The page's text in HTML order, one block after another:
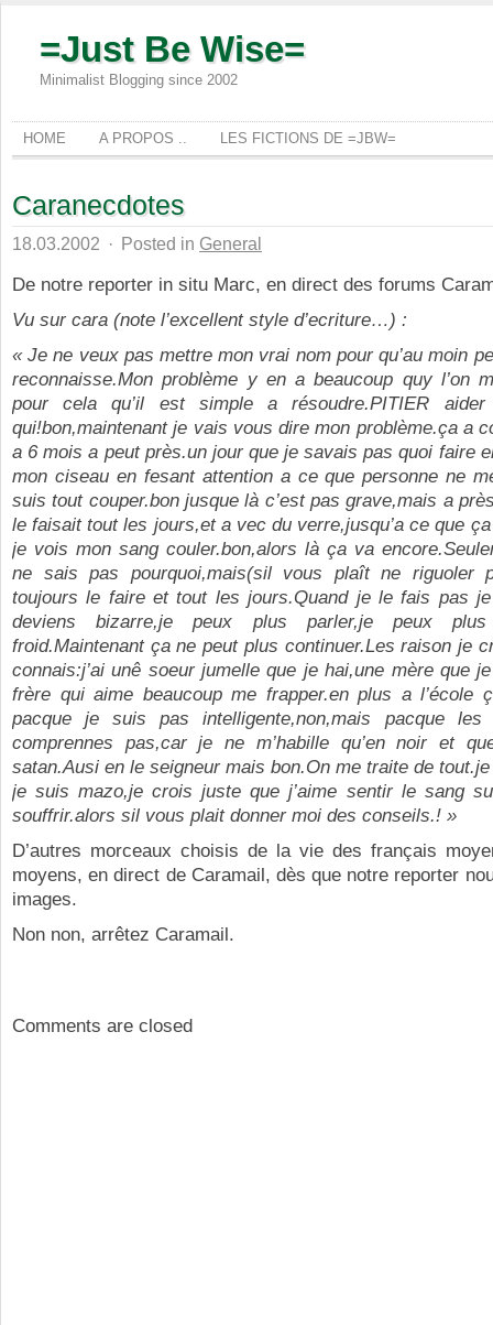
=Just Be Wise=
Minimalist Blogging since 2002
HOME A PROPOS .. LES FICTIONS DE =JBW=
Caranecdotes
18.03.2002 · Posted in General
De notre reporter in situ Marc, en direct des forums
Vu sur cara (note l’excellent style d’ecriture…) :
« Je ne veux pas mettre mon vrai nom pour qu’au moin
reconnaisse.Mon problème y en a beaucoup quy l’on
pour cela qu’il est simple a résoudre.PITIER aider
qui!bon,maintenant je vais vous dire mon problème.ça a
a 6 mois a peut près.un jour que je savais pas quoi faire
mon ciseau en fesant attention a ce que personne ne
suis tout couper.bon jusque là c’est pas grave,mais a
le faisait tout les jours,et a vec du verre,jusqu’a ce que
je vois mon sang couler.bon,alors là ça va
ne sais pas pourquoi,mais(sil vous plaît ne riguoler
toujours le faire et tout les jours.Quand je le fais pas
deviens bizarre,je peux plus parler,je peux
froid.Maintenant ça ne peut plus continuer.Les raison je
connais:j’ai unê soeur jumelle que je hai,une mère que
frère qui aime beaucoup me frapper.en plus a l’école
pacque je suis pas intelligente,non,mais pacque
comprennes pas,car je ne m’habille qu’en noir et
satan.Ausi en le seigneur mais bon.On me traite de
je suis mazo,je crois juste que j’aime sentir le sang
souffrir.alors sil vous plait donner moi des conseils.! »
D’autres morceaux choisis de la vie des français
moyens, en direct de Caramail, dès que notre reporter
images.
Non non, arrêtez Caramail.
Comments are closed